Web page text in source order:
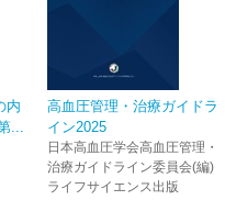
内
...
高血圧管理・治療ガイドラ
イン2025
日本高血圧学会高血圧管理・
治療ガイドライン委員会(編)
ライフサイエンス出版